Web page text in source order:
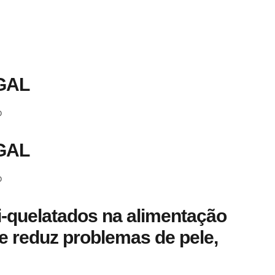
quelatados na alimentação
reduz problemas de pele,